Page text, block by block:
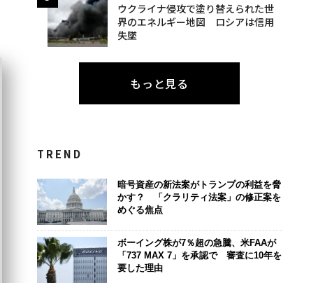
ウクライナ侵攻で塗り替えられた世
界のエネルギー地図 ロシアは信用
失墜
もっと見る
TREND
暗号資産の新法案がトランプの利益を脅
かす？ 「クラリティ法案」の修正案を
めぐる焦点
ボーイング株が7％超の急騰、米FAAが
「737 MAX 7」を承認で 審査に10年を
要した理由